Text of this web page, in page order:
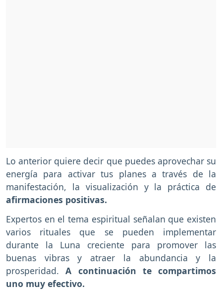
Lo anterior quiere decir que puedes aprovechar su
energía para activar tus planes a través de la
manifestación, la visualización y la práctica de
afirmaciones positivas.
Expertos en el tema espiritual señalan que existen
varios rituales que se pueden implementar
durante la Luna creciente para promover las
buenas vibras y atraer la abundancia y la
prosperidad. A continuación te compartimos
uno muy efectivo.